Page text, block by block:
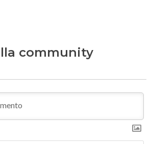
community